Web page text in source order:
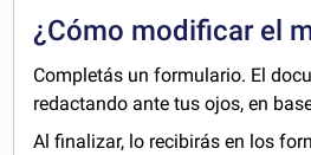
¿Cómo modificar el
Completás un formulario. El
redactando ante tus ojos, en
Al finalizar, lo recibirás en los